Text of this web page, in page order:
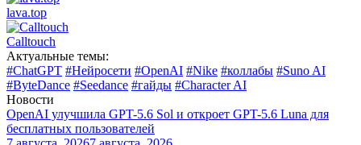
lava.top
Calltouch
Актуальные темы:
#ChatGPT #Нейросети #OpenAI #Nike #коллабы #Suno AI
#ByteDance #Seedance #гайды #Character AI
Новости
OpenAI улучшила GPT-5.6 Sol и откроет GPT-5.6 Luna для
бесплатных пользователей